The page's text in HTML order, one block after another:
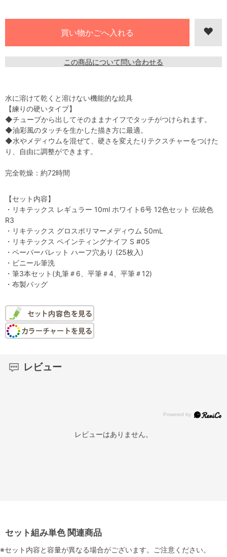
この商品について問い合わせる
水に溶けて乾くと溶けない機能的な絵具
【練りの硬いタイプ】
◆チューブから出してそのままナイフでタッチがつけられます。
◆油彩風のタッチを生かした描き方に最適。
◆水やメディウムを混ぜて、硬さを変えたりテクスチャーをつけた
り、自由に調整ができます。
完全乾燥：約72時間
【セット内容】
・リキテックス レギュラー 10ml ホワイト6号 12色セット 伝統色
R3
・リキテックス グロスポリマーメディウム 50mL
・リキテックス ペインティングナイフ S #05
・ペーパーパレット ハーフ穴あり (25枚入)
・ビニール筆洗
・筆3本セット(丸筆＃6、平筆＃4、平筆＃12)
・布製バッグ
レビュー
レビューはありません。
セット組み単色 関連商品
※セット内容と容量が異なる場合がございます。ご注意ください。